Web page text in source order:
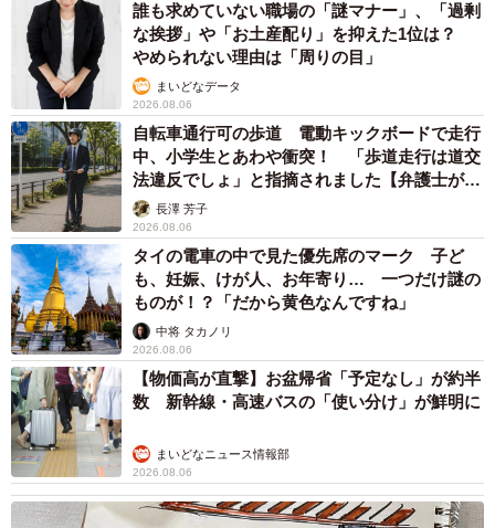
誰も求めていない職場の「謎マナー」、「過剰
な挨拶」や「お土産配り」を抑えた1位は？
やめられない理由は「周りの目」
まいどなデータ
2026.08.06
自転車通行可の歩道 電動キックボードで走行
中、小学生とあわや衝突！ 「歩道走行は道交
法違反でしょ」と指摘されました【弁護士が解
説】長澤 芳子
2026.08.06
タイの電車の中で見た優先席のマーク 子ど
も、妊娠、けが人、お年寄り… 一つだけ謎の
ものが！？「だから黄色なんですね」
中将 タカノリ
2026.08.06
【物価高が直撃】お盆帰省「予定なし」が約半
数 新幹線・高速バスの「使い分け」が鮮明に
まいどなニュース情報部
2026.08.06